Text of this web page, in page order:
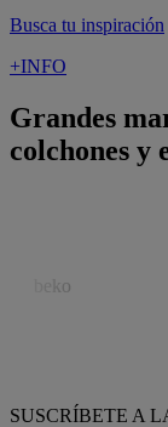
Busca tu inspiración
+INFO
Grandes
colchones y
SUSCRÍBETE A